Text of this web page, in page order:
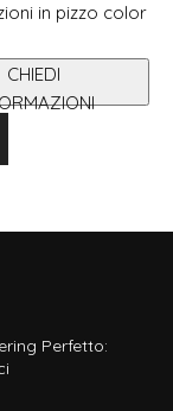
in pizzo color
CHIEDI
Perfetto: